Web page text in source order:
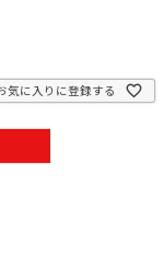
気に入りに登録する